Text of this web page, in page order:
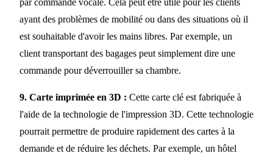
ayant des problèmes de mobilité ou dans des situations où il
est souhaitable d'avoir les mains libres. Par exemple, un
client transportant des bagages peut simplement dire une
commande pour déverrouiller sa chambre.
9. Carte imprimée en 3D : Cette carte clé est fabriquée à
l'aide de la technologie de l'impression 3D. Cette technologie
pourrait permettre de produire rapidement des cartes à la
demande et de réduire les déchets. Par exemple, un hôtel